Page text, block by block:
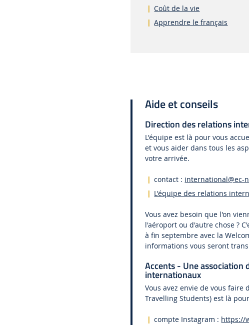
Coût de la vie
Apprendre le français
Aide et conseils
Direction des relations
L'équipe est là pour vous
et vous aider dans tous les
votre arrivée.
contact : international@ec-
L'équipe des relations
Vous avez besoin que l'on
l'aéroport ou d'autre chose ?
à fin septembre avec la
informations vous seront
Accents - Une
internationaux
Vous avez envie de vous faire
Travelling Students) est là
compte Instagram : https://